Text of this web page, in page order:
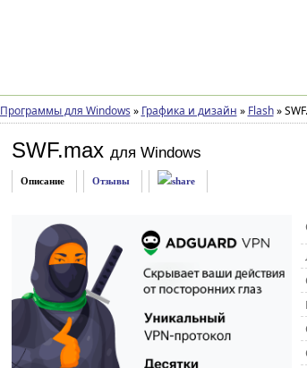
Программы для Windows » Графика и дизайн » Flash »
SWF.max для Windows
Описание Отзывы